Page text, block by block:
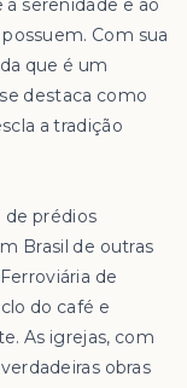
serenidade e ao
Com sua
que é um
destaca como
a tradição
de prédios
Brasil de outras
de
do café e
As igrejas, com
obras